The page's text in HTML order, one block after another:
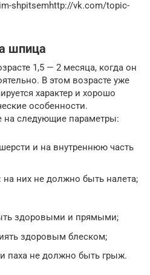
shpitsemhttp://vk.com/topic-
шпица
1,5 — 2 месяца, когда он
В этом возрасте уже
характер и хорошо
особенности.
на следующие параметры:
и на внутреннюю часть
на них не должно быть налета;
здоровыми и прямыми;
здоровым блеском;
паха не должно быть грыж.